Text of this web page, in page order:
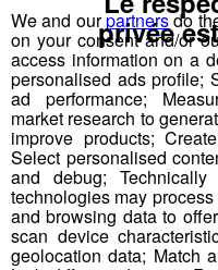
We and ourpartnersdo
on your consent and/or
access information on a
personalised ads profile;
ad performance;
market research to
improve products;
Select personalised
and debug;
technologies may
and browsing data to
scan device
geolocation data; Match
privée